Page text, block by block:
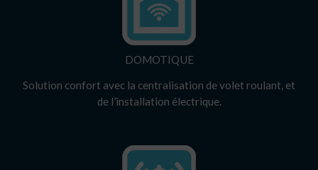
DOMOTIQUE
Solution confort avec la centralisation de volet roulant, et
de l’installation électrique.